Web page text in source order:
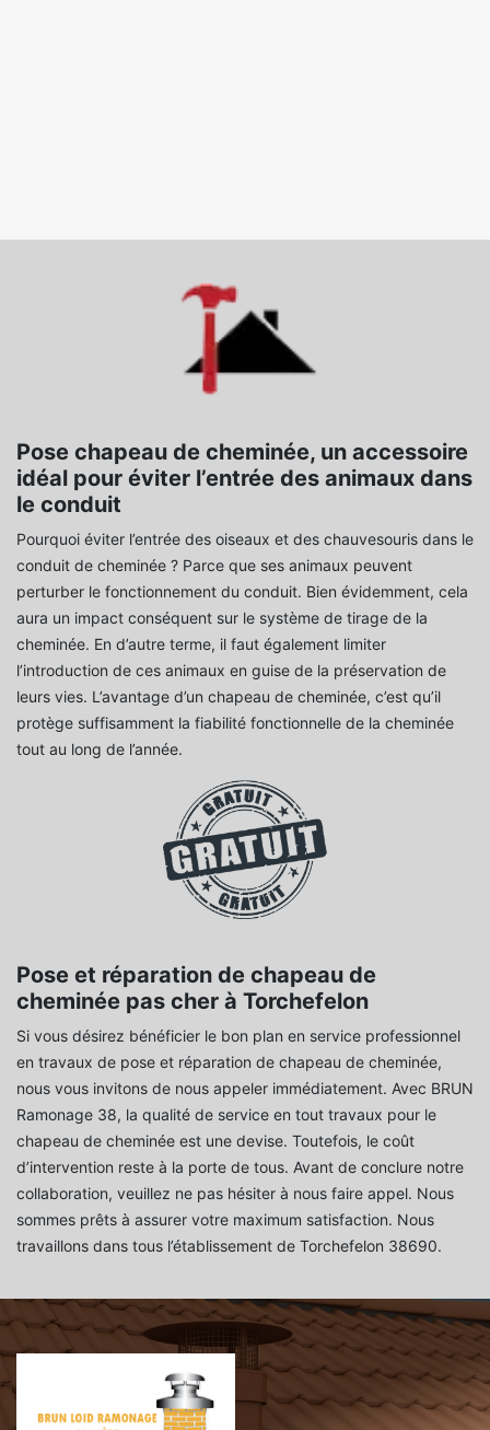
Pose chapeau de cheminée, un accessoire
idéal pour éviter l’entrée des animaux dans
le conduit
Pourquoi éviter l’entrée des oiseaux et des chauvesouris dans le
conduit de cheminée ? Parce que ses animaux peuvent
perturber le fonctionnement du conduit. Bien évidemment, cela
aura un impact conséquent sur le système de tirage de la
cheminée. En d’autre terme, il faut également limiter
l’introduction de ces animaux en guise de la préservation de
leurs vies. L’avantage d’un chapeau de cheminée, c’est qu’il
protège suffisamment la fiabilité fonctionnelle de la cheminée
tout au long de l’année.
Pose et réparation de chapeau de
cheminée pas cher à Torchefelon
Si vous désirez bénéficier le bon plan en service professionnel
en travaux de pose et réparation de chapeau de cheminée,
nous vous invitons de nous appeler immédiatement. Avec BRUN
Ramonage 38, la qualité de service en tout travaux pour le
chapeau de cheminée est une devise. Toutefois, le coût
d’intervention reste à la porte de tous. Avant de conclure notre
collaboration, veuillez ne pas hésiter à nous faire appel. Nous
sommes prêts à assurer votre maximum satisfaction. Nous
travaillons dans tous l’établissement de Torchefelon 38690.